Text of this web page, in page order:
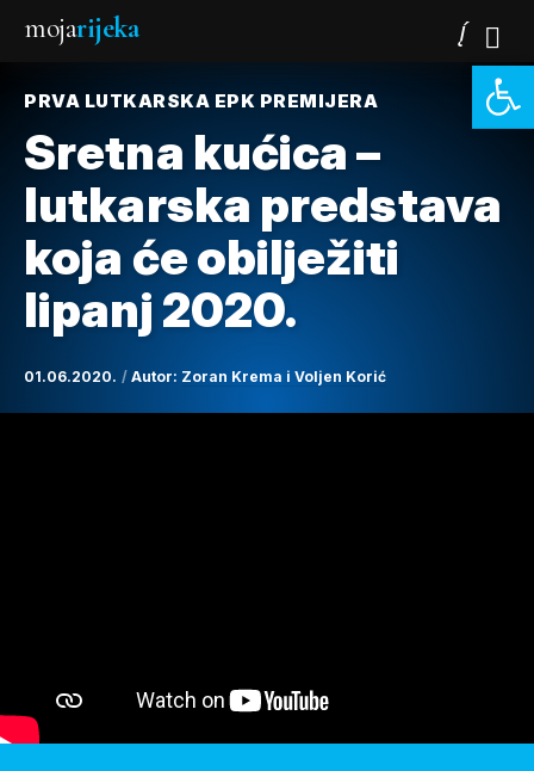
mojarijeka
PRVA LUTKARSKA EPK PREMIJERA
Sretna kućica –
lutkarska predstava
koja će obilježiti
lipanj 2020.
01.06.2020. Autor: Zoran Krema i Voljen Korić